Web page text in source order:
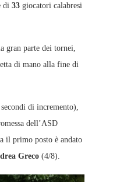
di 33 giocatori calabresi
parte dei tornei,
di mano alla fine di
di incremento),
dell’ASD
il primo posto è andato
Greco (4/8).